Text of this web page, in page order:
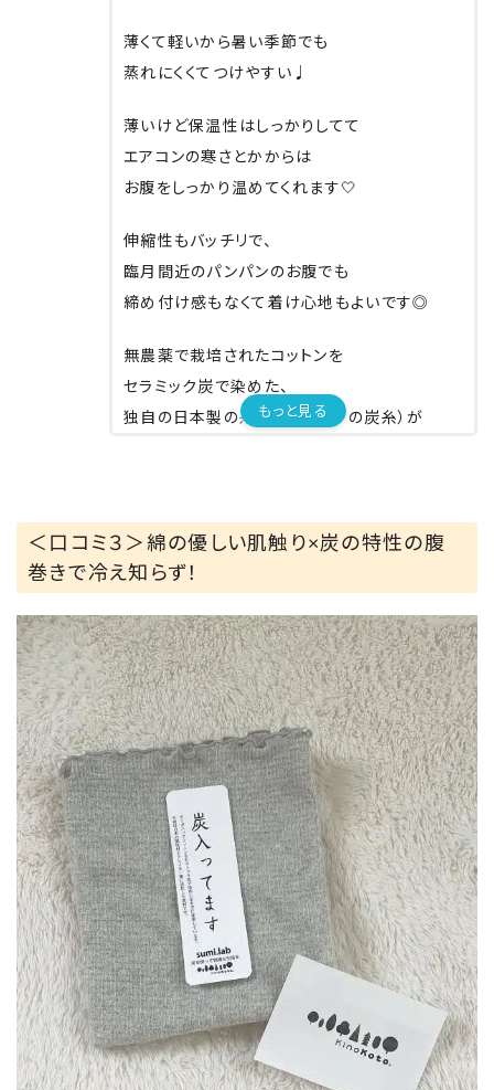
薄くて軽いから暑い季節でも
蒸れにくくてつけやすい♩
薄いけど保温性はしっかりしてて
エアコンの寒さとかからは
お腹をしっかり温めてくれます🤍
伸縮性もバッチリで、
臨月間近のパンパンのお腹でも
締め付け感もなくて着け心地もよいです◎
無農薬で栽培されたコットンを
セラミック炭で染めた、
独自の日本製の糸（KinoKoto の炭糸）が
悩まされること多いかと思います🥹
冷え対策に腹巻き使ってる方に
ぜひオススメしたい商品です◡̈♥︎
もっと見る
＜口コミ３＞綿の優しい肌触り×炭の特性の腹
巻きで冷え知らず！